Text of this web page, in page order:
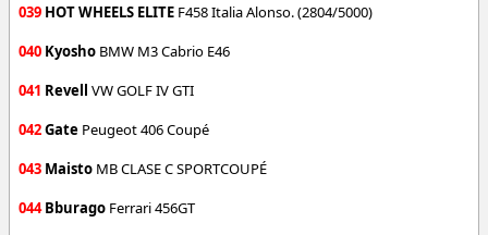
039 HOT WHEELS ELITE F458 Italia Alonso. (2804/5000)
040 Kyosho BMW M3 Cabrio E46
041 Revell VW GOLF IV GTI
042Gate Peugeot 406 Coupé
043 Maisto MB CLASE C SPORTCOUPÉ
044 Bburago Ferrari 456GT